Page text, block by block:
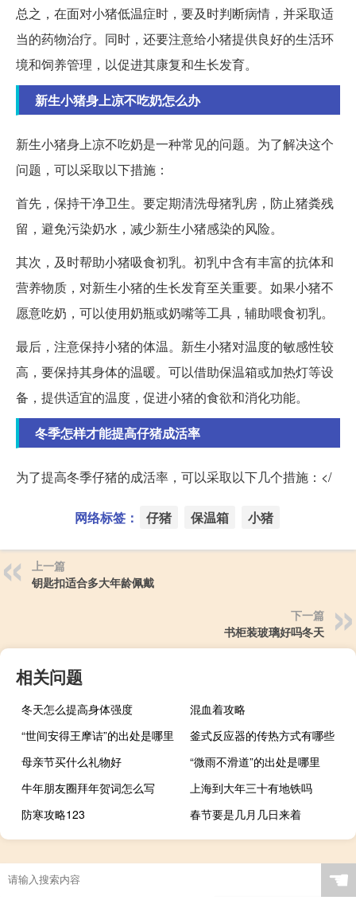
总之，在面对小猪低温症时，要及时判断病情，并采取适
当的药物治疗。同时，还要注意给小猪提供良好的生活环
境和饲养管理，以促进其康复和生长发育。
新生小猪身上凉不吃奶怎么办
新生小猪身上凉不吃奶是一种常见的问题。为了解决这个
问题，可以采取以下措施：
首先，保持干净卫生。要定期清洗母猪乳房，防止猪粪残
留，避免污染奶水，减少新生小猪感染的风险。
其次，及时帮助小猪吸食初乳。初乳中含有丰富的抗体和
营养物质，对新生小猪的生长发育至关重要。如果小猪不
愿意吃奶，可以使用奶瓶或奶嘴等工具，辅助喂食初乳。
最后，注意保持小猪的体温。新生小猪对温度的敏感性较
高，要保持其身体的温暖。可以借助保温箱或加热灯等设
备，提供适宜的温度，促进小猪的食欲和消化功能。
冬季怎样才能提高仔猪成活率
为了提高冬季仔猪的成活率，可以采取以下几个措施：</
网络标签： 仔猪 保温箱 小猪
上一篇
钥匙扣适合多大年龄佩戴
下一篇
书柜装玻璃好吗冬天
相关问题
冬天怎么提高身体强度
混血着攻略
“世间安得王摩诘”的出处是哪里
釜式反应器的传热方式有哪些
母亲节买什么礼物好
“微雨不滑道”的出处是哪里
牛年朋友圈拜年贺词怎么写
上海到大年三十有地铁吗
防寒攻略123
春节要是几月几日来着
☚